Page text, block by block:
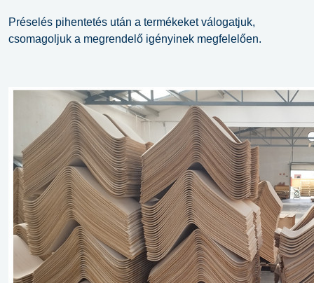
Préselés pihentetés után a termékeket válogatjuk,
csomagoljuk a megrendelő igényinek megfelelően.